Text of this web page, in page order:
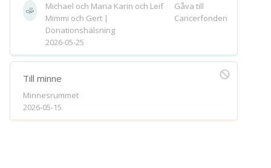
Michael och Maria Karin och Leif
Mimmi och Gert |
Donationshälsning
2026-05-25
Gåva till
Cancerfonden
Till minne
Minnesrummet
2026-05-15